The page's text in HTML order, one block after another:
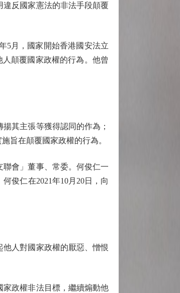
反國家憲法的非法手段顛覆
5月，國家開始香港國安法立
顛覆國家政權的行為。他曾
其主張等獲得認同的作為；
旨在顛覆國家政權的行為。
會」董事、常委。何俊仁一
俊仁在2021年10月20日，向
人對國家政權的厭惡、憎恨
政權非法目標，繼續煽動他